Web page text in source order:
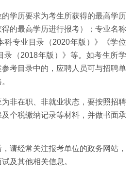
的学历要求为考生所获得的最高学历
得的最高学历进行报考）；专业名称
科专业目录（2020年版）》《学位
录（2018年版）》等。如考生所学
考目录中的，应聘人员可与招聘单
为非在职、非就业状态，要按照招聘
个税缴纳记录等材料，并做书面承
，请经常关注报考单位的政务网站，
及其他相关信息。